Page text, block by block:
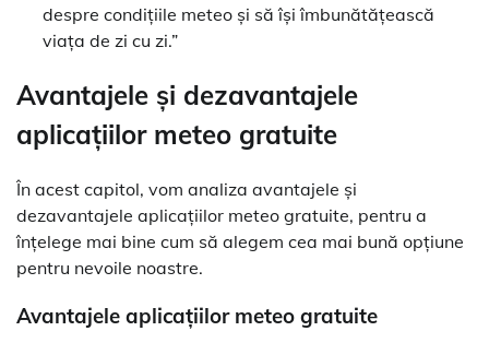
despre condițiile meteo și să își îmbunătățească
viața de zi cu zi.”
Avantajele și dezavantajele
aplicațiilor meteo gratuite
În acest capitol, vom analiza avantajele și
dezavantajele aplicațiilor meteo gratuite, pentru a
înțelege mai bine cum să alegem cea mai bună opțiune
pentru nevoile noastre.
Avantajele aplicațiilor meteo gratuite